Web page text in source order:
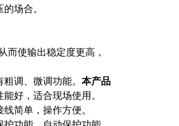
场合。
而使输出稳定度更高，
调、微调功能。 本产品
好，适合现场使用。
简单，操作方便。